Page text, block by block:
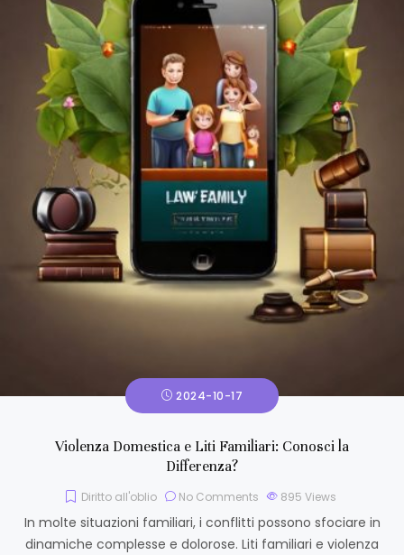
2024-10-17
Violenza Domestica e Liti Familiari: Conosci la
Differenza?
Diritto all'oblio No Comments 895 Views
In molte situazioni familiari, i conflitti possono sfociare in
dinamiche complesse e dolorose. Liti familiari e violenza